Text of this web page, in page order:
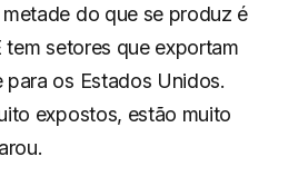
do que se produz é
tem setores que exportam
para os Estados Unidos.
expostos, estão muito